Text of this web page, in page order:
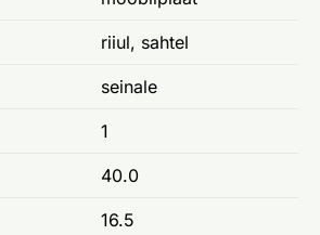
riiul, sahtel
seinale
1
40.0
16.5